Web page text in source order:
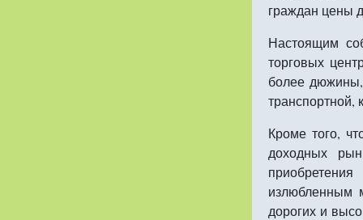
граждан цены
Настоящим
торговых
более
транспортной,
Кроме того,
доходных
излюбленным
дорогих и